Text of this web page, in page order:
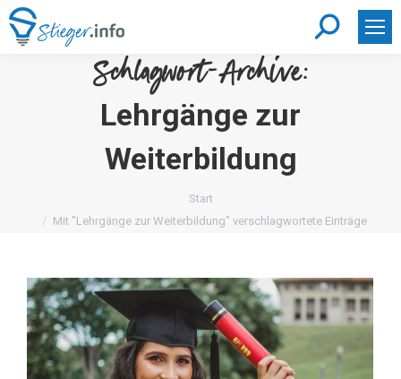
Search:
Schlagwort-Archive:
Lehrgänge zur
Weiterbildung
Start
Mit "Lehrgänge zur Weiterbildung" verschlagwortete Einträge